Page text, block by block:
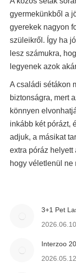
gyermekünkből a
gyerekek nagyon
szüleikről. Így ha
lesz számukra,
legyenek azok
A családi sétákon
biztonságra, mert
könnyen
inkább két pórázt,
adjuk, a másikat
extra póráz helyett
hogy véletlenül ne
3+1 Pet
2026.06.10.
Interzoo
2026.05.12.